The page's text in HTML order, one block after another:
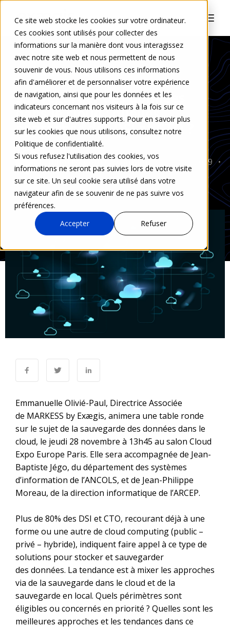
Ce site web stocke les cookies sur votre ordinateur.
Ces cookies sont utilisés pour collecter des
informations sur la manière dont vous interagissez
avec notre site web et nous permettent de nous
souvenir de vous. Nous utilisons ces informations
afin d'améliorer et de personnaliser votre expérience
de navigation, ainsi que pour les données et les
indicateurs concernant nos visiteurs à la fois sur ce
site web et sur d'autres supports. Pour en savoir plus
sur les cookies que nous utilisons, consultez notre
Politique de confidentialité.
Si vous refusez l'utilisation des cookies, vos
informations ne seront pas suivies lors de votre visite
sur ce site. Un seul cookie sera utilisé dans votre
navigateur afin de se souvenir de ne pas suivre vos
préférences.
Accepter
Refuser
INFRASTRUCTURES & CLOUD
Sauvegarder des données
dans le cloud : quelles
approches des DSI et CTO ?
Juliette Courty-Garnier
13 nov. 2019
0 Commentaire
Emmanuelle Olivié-Paul, Directrice Associée
de MARKESS by Exægis, animera une table ronde
sur le sujet de la sauvegarde des données dans le
cloud, le jeudi 28 novembre à 13h45 au salon Cloud
Expo Europe Paris. Elle sera accompagnée de Jean-
Baptiste Jégo, du département des systèmes
d’information de l’ANCOLS, et de Jean-Philippe
Moreau, de la direction informatique de l’ARCEP.
Plus de 80% des DSI et CTO, recourant déjà à une
forme ou une autre de cloud computing (public –
privé – hybride), indiquent faire appel à ce type de
solutions pour stocker et sauvegarder
des données. La tendance est à mixer les approches
via de la sauvegarde dans le cloud et de la
sauvegarde en local. Quels périmètres sont
éligibles ou concernés en priorité ? Quelles sont les
meilleures approches et les tendances dans ce